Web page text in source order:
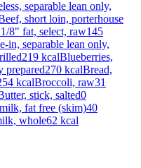
separable lean only,
short loin, porterhouse
8" fat, select, raw145
in, separable lean only,
219 kcalBlueberries,
prepared270 kcalBread,
kcalBroccoli, raw31
stick, salted0
fat free (skim)40
whole62 kcal